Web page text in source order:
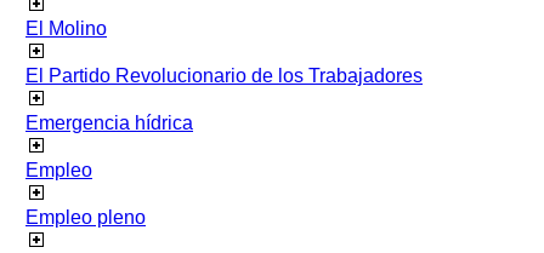
El Molino
El Partido Revolucionario de los Trabajadores
Emergencia hídrica
Empleo
Empleo pleno